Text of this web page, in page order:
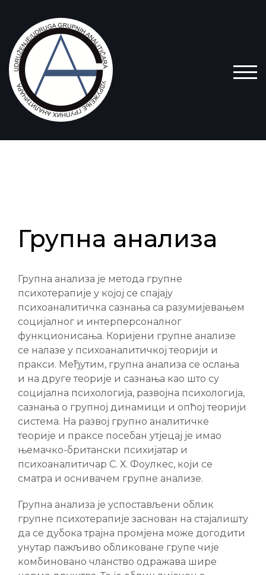
Групна анализа
Групна анализа је метода групне
психотерапије у којој се спајају
психоаналитичка сазнања са разумијевањем
социјалног и интерперсоналног
функционисања. Коријени групне анализе
се налазе у психоаналитичкој теорији и
пракси. Међутим, групна анализа се ослања
и на друге теорије и сазнања као што су
социјална психологија, развојна психологија,
сазнања о групној динамици и опћој теорији
система. На развој групно аналитичке
теорије и праксе посебан утјецај је имао
њемачко-британски психијатар и
психоаналитичар С. Х. Фоулкес, који се
сматра и оснивачем групне анализе.
Групна анализа је успостављени облик
групне психотерапије заснован на стајалишту
да се дубока трајна промјена може догодити
унутар пажљиво обликоване групе чије
комбиновано чланство одражава шире